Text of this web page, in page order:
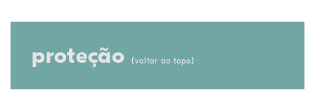
proteção (voltar ao topo)